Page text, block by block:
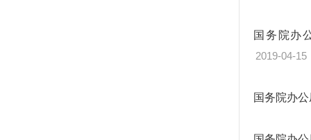
国务院办
2019-04-15
国务院办